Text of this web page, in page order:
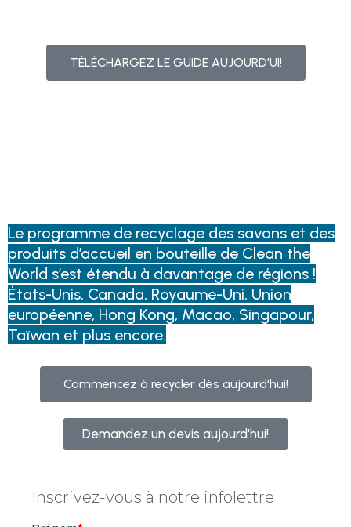
TÉLÉCHARGEZ LE GUIDE AUJOURD'UI!
Le programme de recyclage des savons et des
produits d’accueil en bouteille de Clean the
World s’est étendu à davantage de régions !
États-Unis, Canada, Royaume-Uni, Union
européenne, Hong Kong, Macao, Singapour,
Taïwan et plus encore.
Commencez à recycler dès aujourd'hui!
Demandez un devis aujourd'hui!
Inscrivez-vous à notre infolettre